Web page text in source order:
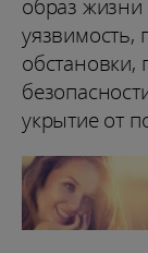
образ
уязвимость,
обстановки,
укрытие от